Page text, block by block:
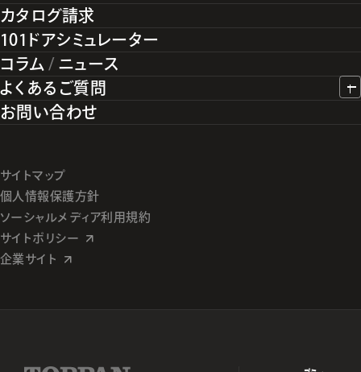
カタログ請求
101ドアシミュレーター
コラム /ニュース
よくあるご質問
お問い合わせ
サイトマップ
個人情報保護方針
ソーシャルメディア利用規約
サイトポリシー
企業サイト